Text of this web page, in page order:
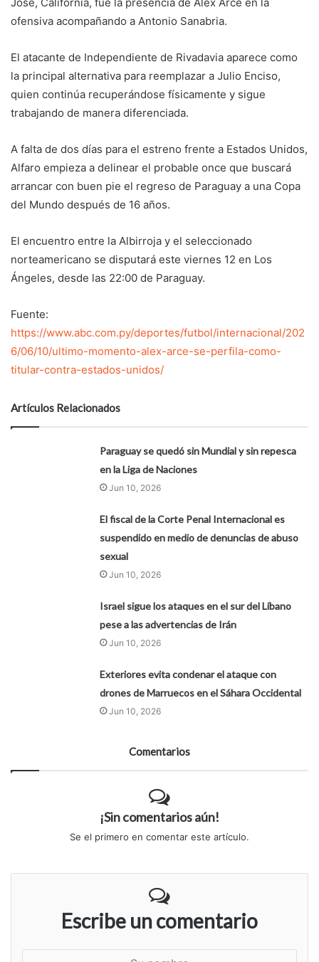
ofensiva acompañando a Antonio Sanabria.
El atacante de Independiente de Rivadavia aparece como
la principal alternativa para reemplazar a Julio Enciso,
quien continúa recuperándose físicamente y sigue
trabajando de manera diferenciada.
A falta de dos días para el estreno frente a Estados Unidos,
Alfaro empieza a delinear el probable once que buscará
arrancar con buen pie el regreso de Paraguay a una Copa
del Mundo después de 16 años.
El encuentro entre la Albirroja y el seleccionado
norteamericano se disputará este viernes 12 en Los
Ángeles, desde las 22:00 de Paraguay.
Fuente:
https://www.abc.com.py/deportes/futbol/internacional/202
6/06/10/ultimo-momento-alex-arce-se-perfila-como-
titular-contra-estados-unidos/
Artículos Relacionados
Paraguay se quedó sin Mundial y sin repesca
en la Liga de Naciones
Jun 10, 2026
El fiscal de la Corte Penal Internacional es
suspendido en medio de denuncias de abuso
sexual
Jun 10, 2026
Israel sigue los ataques en el sur del Líbano
pese a las advertencias de Irán
Jun 10, 2026
Exteriores evita condenar el ataque con
drones de Marruecos en el Sáhara Occidental
Jun 10, 2026
Comentarios
¡Sin comentarios aún!
Se el primero en comentar este artículo.
Escribe un comentario